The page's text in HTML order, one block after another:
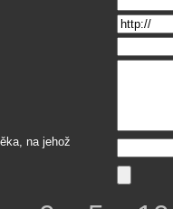
na jehož